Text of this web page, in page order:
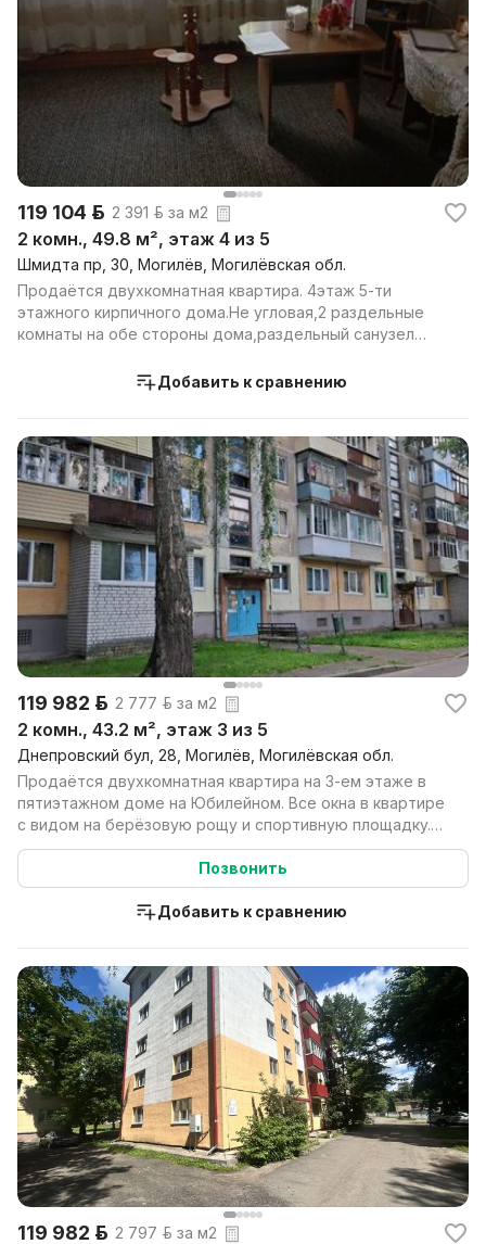
119 104 р. 2 391 р. за м2
2 комн., 49.8 м², этаж 4 из 5
Шмидта пр, 30, Могилёв, Могилёвская обл.
Продаётся двухкомнатная квартира. 4этаж 5-ти
этажного кирпичного дома.Не угловая,2 раздельные
комнаты на обе стороны дома,раздельный санузел
Добавить к сравнению
119 982 р. 2 777 р. за м2
2 комн., 43.2 м², этаж 3 из 5
Днепровский бул, 28, Могилёв, Могилёвская обл.
Продаётся двухкомнатная квартира на 3-ем этаже в
пятиэтажном доме на Юбилейном. Все окна в квартире
с видом на берёзовую рощу и спортивную площадку.
В...
Позвонить
Добавить к сравнению
119 982 р. 2 797 р. за м2